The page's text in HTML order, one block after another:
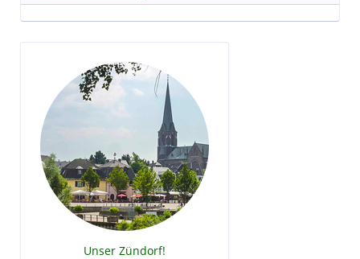
Unser Zündorf!